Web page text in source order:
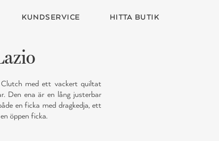
KUNDSERVICE HITTA BUTIK
med ett vackert quiltat
Den ena är en lång justerbar
en ficka med dragkedja, ett
öppen ficka.